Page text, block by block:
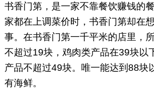
书香门第，是一家不靠餐饮赚钱的
家都在上调菜价时，书香门第却在
事。在书香门第一千平米的店里，
不超过19块，鸡肉类产品在39块以
产品不超过49块。唯一能达到88块
有海鲜。